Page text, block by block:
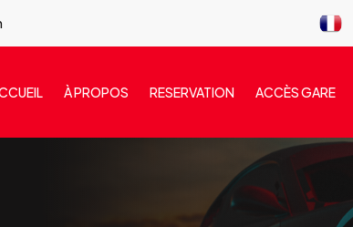
À PROPOS RESERVATION ACCÈS GARE